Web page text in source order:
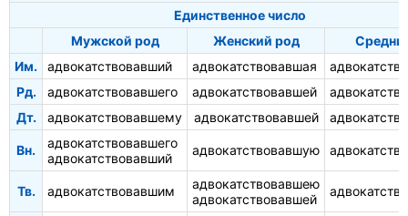
Единственное число
Мужской род
Женский род
Им.
адвокатствовавший адвокатствовавшая
Рд.
адвокатствовавшего адвокатствовавшей
Дт.
адвокатствовавшему адвокатствовавшей
Вн.
адвокатствовавшего
адвокатствовавший
адвокатствовавшую
Тв. адвокатствовавшим
адвокатствовавшею
адвокатствовавшей